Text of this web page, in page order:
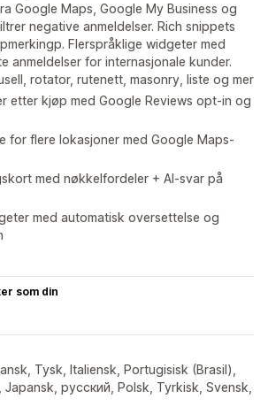
Google Maps, Google My Business og
negative anmeldelser. Rich snippets
Flerspråklige widgeter med
anmeldelser for internasjonale kunder.
rotator, rutenett, masonry, liste og mer
etter kjøp med Google Reviews opt-in og
for flere lokasjoner med Google Maps-
med nøkkelfordeler + AI-svar på
med automatisk oversettelse og
som din
Tysk, Italiensk, Portugisisk (Brasil),
русский, Polsk, Tyrkisk, Svensk,